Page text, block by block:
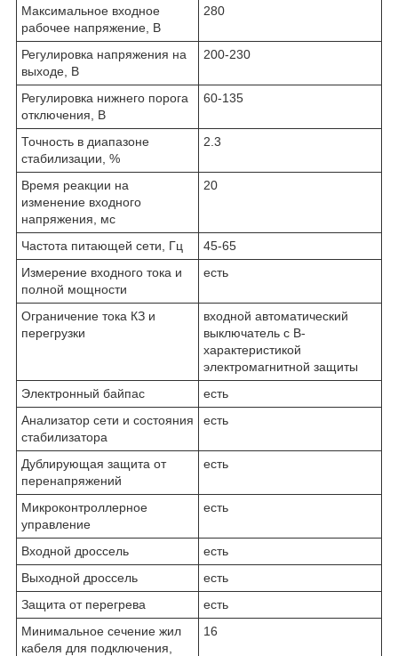
Максимальное входное
рабочее напряжение, В
280
Регулировка напряжения на
выходе, В
200-230
Регулировка нижнего порога
отключения, В
60-135
Точность в диапазоне
стабилизации, %
2.3
Время реакции на
изменение входного
напряжения, мс
20
Частота питающей сети, Гц
45-65
Измерение входного тока и
полной мощности
есть
Ограничение тока КЗ и
перегрузки
входной автоматический
выключатель с B-
характеристикой
электромагнитной защиты
Электронный байпас
есть
Анализатор сети и состояния
стабилизатора
есть
Дублирующая защита от
перенапряжений
есть
Микроконтроллерное
управление
есть
Входной дроссель
есть
Выходной дроссель
есть
Защита от перегрева
есть
Минимальное сечение жил
кабеля для подключения,
16